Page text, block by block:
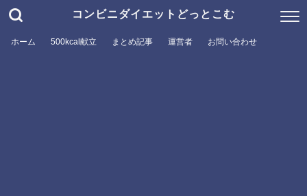
コンビニダイエットどっとこむ
ホーム 500kcal献立 まとめ記事 運営者 お問い合わせ